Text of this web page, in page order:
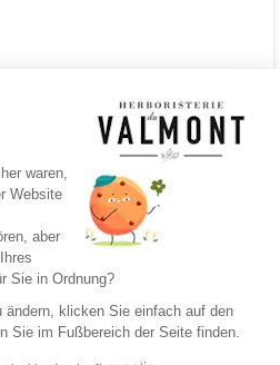
waren,
Website
aber
Sie in Ordnung?
ändern, klicken Sie einfach auf den
Sie im Fußbereich der Seite finden.